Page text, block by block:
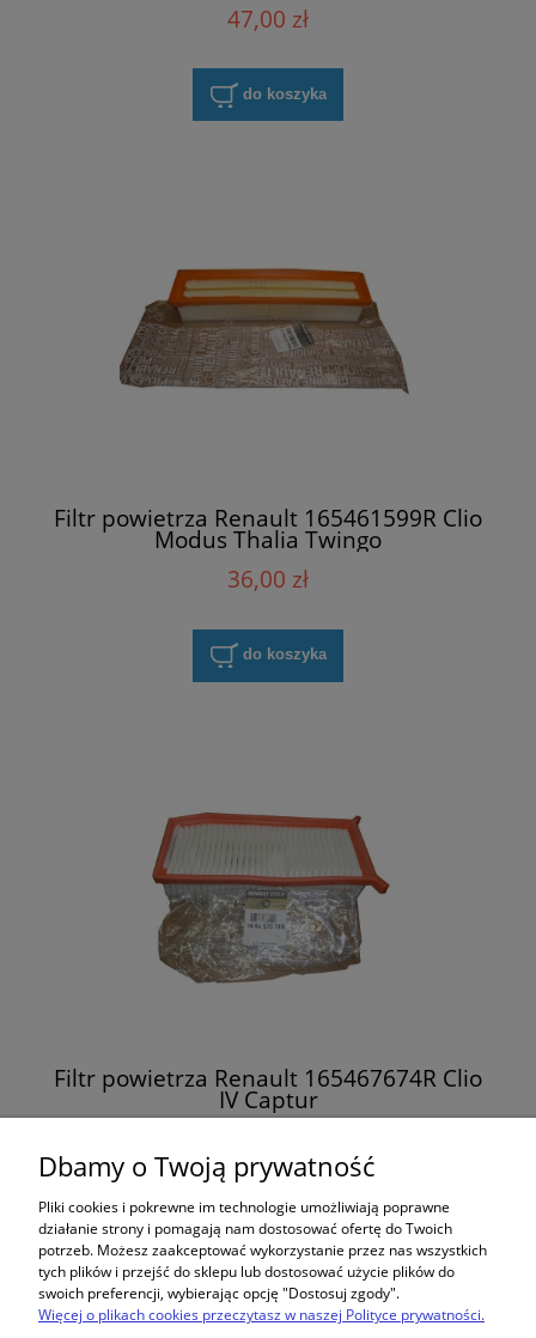
47,00 zł
do koszyka
Filtr powietrza Renault 165461599R Clio
Modus Thalia Twingo
36,00 zł
do koszyka
Filtr powietrza Renault 165467674R Clio
IV Captur
do koszyka
Zakupy
Dbamy o Twoją prywatność
Pliki cookies i pokrewne im technologie umożliwiają poprawne
działanie strony i pomagają nam dostosować ofertę do Twoich
potrzeb. Możesz zaakceptować wykorzystanie przez nas wszystkich
tych plików i przejść do sklepu lub dostosować użycie plików do
swoich preferencji, wybierając opcję "Dostosuj zgody".
Więcej o plikach cookies przeczytasz w naszej Polityce prywatności.